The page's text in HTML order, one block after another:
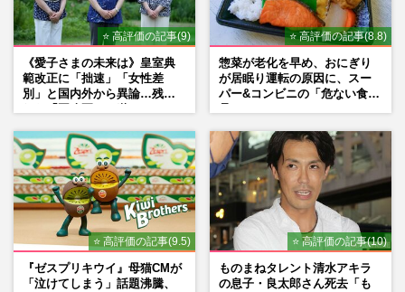
⭐ 高評価の記事(9)
《愛子さまの未来は》皇室典
範改正に「拙速」「女性差
別」と国内外から異論…残さ
⭐ 高評価の記事(8.8)
惣菜が老化を早め、おにぎり
が居眠り運転の原因に、スー
パー&コンビニの「危ない食
⭐ 高評価の記事(9.5)
『ゼスプリキウイ』母猫CMが
「泣けてしまう」話題沸騰、
⭐ 高評価の記事(10)
ものまねタレント清水アキラ
の息子・良太郎さん死去「も